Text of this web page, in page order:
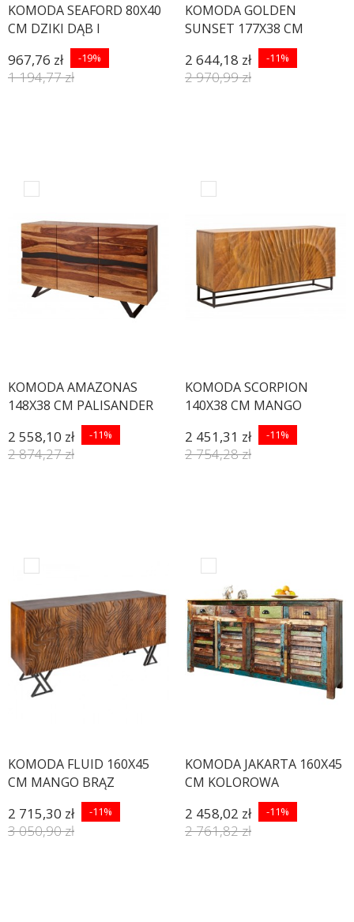
KOMODA SEAFORD 80X40
CM DZIKI DĄB I
967,76 zł -19%
1 194,77 zł
KOMODA GOLDEN
SUNSET 177X38 CM
MANGO BIAŁA
2 644,18 zł -11%
2 970,99 zł
KOMODA AMAZONAS
148X38 CM PALISANDER
2 558,10 zł -11%
2 874,27 zł
KOMODA SCORPION
140X38 CM MANGO
2 451,31 zł -11%
2 754,28 zł
KOMODA FLUID 160X45
CM MANGO BRĄZ
2 715,30 zł -11%
3 050,90 zł
KOMODA JAKARTA 160X45
CM KOLOROWA
2 458,02 zł -11%
2 761,82 zł